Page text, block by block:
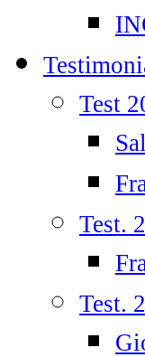
Test
Test.
Test.